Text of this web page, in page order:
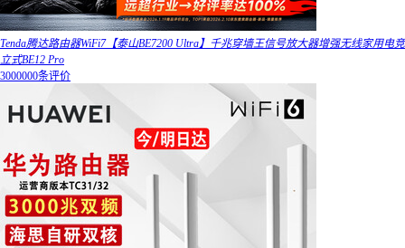
Tenda腾达路由器WiFi7【泰山BE7200 Ultra】千兆穿墙王信号放大器增强无线家用电竞
立式BE12 Pro
3000000条评价